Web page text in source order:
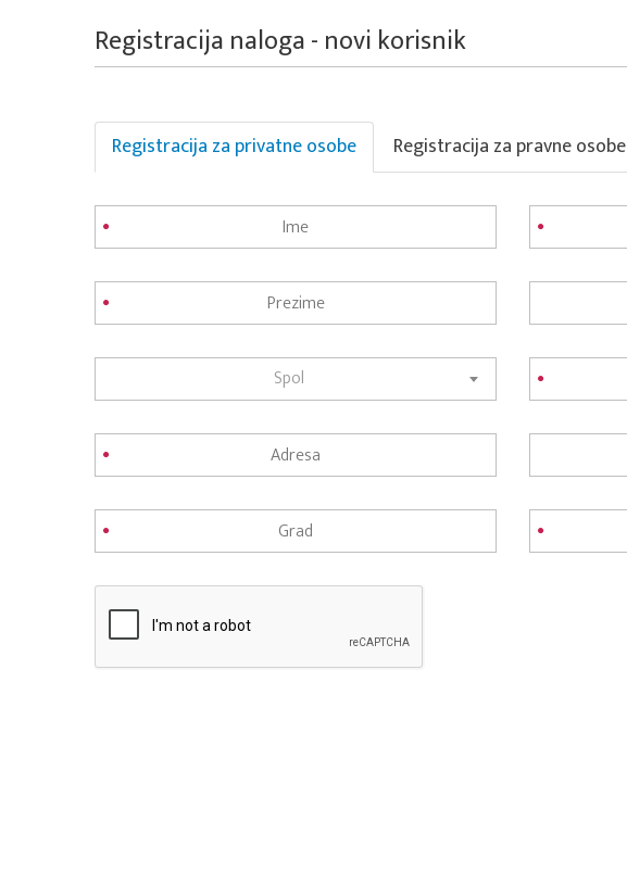
Registracija naloga - novi korisnik
Registracija za privatne osobe Registracija za pravne osobe
Spol